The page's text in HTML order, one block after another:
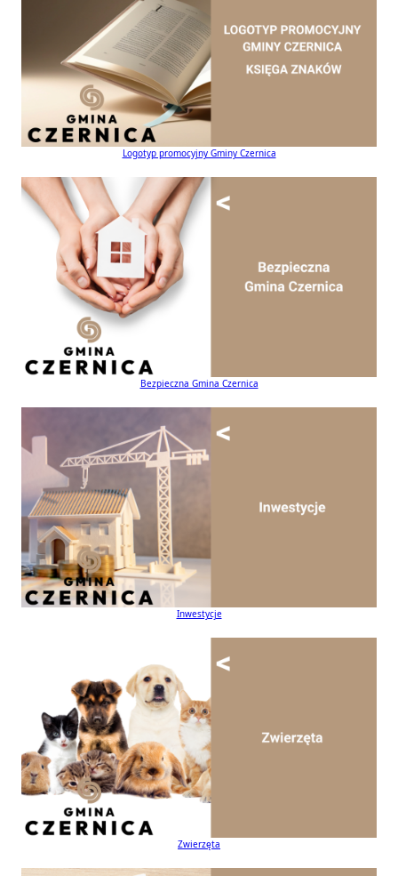
Logotyp promocyjny Gminy Czernica
Bezpieczna Gmina Czernica
Inwestycje
Zwierzęta